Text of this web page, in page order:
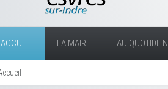
ACCUEIL LA MAIRIE AU QUOTIDIEN